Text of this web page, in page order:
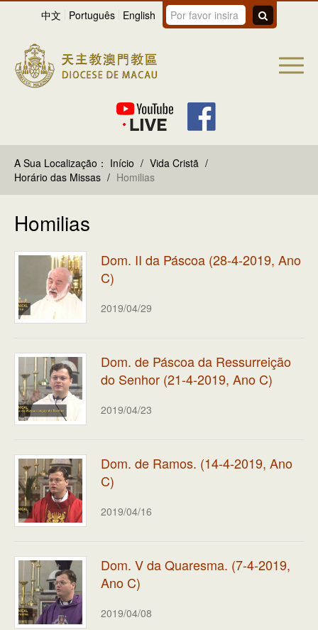
中文 Português English
A Sua Localização： Início / Vida Cristã /
Horário das Missas / Homilias
Homilias
Dom. II da Páscoa (28-4-2019, Ano
C)
2019/04/29
Dom. de Páscoa da Ressurreição
do Senhor (21-4-2019, Ano C)
2019/04/23
Dom. de Ramos. (14-4-2019, Ano
C)
2019/04/16
Dom. V da Quaresma. (7-4-2019,
Ano C)
2019/04/08